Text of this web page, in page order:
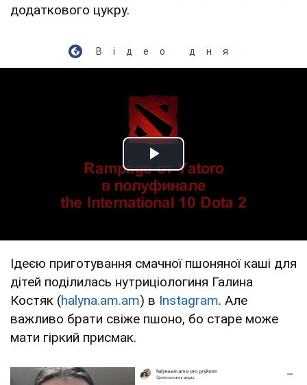
додаткового цукру.
Відео дня
Play Video
Ідеєю приготування смачної пшоняної каші для
дітей поділилась нутриціологиня Галина
Костяк (halyna.am.am) в Instagram. Але
важливо брати свіже пшоно, бо старе може
мати гіркий присмак.